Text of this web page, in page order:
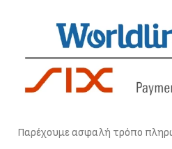
Παρέχουμε ασφαλή τρόπο